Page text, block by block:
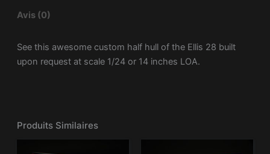
Avis (0)
See this awesome custom half hull of the Ellis 28 built
upon request at scale 1/24 or 14 inches LOA.
Produits Similaires